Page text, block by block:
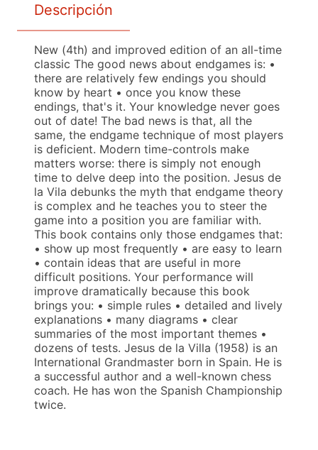
Descripción
New (4th) and improved edition of an all-time
classic The good news about endgames is: •
there are relatively few endings you should
know by heart • once you know these
endings, that's it. Your knowledge never goes
out of date! The bad news is that, all the
same, the endgame technique of most players
is deficient. Modern time-controls make
matters worse: there is simply not enough
time to delve deep into the position. Jesus de
la Vila debunks the myth that endgame theory
is complex and he teaches you to steer the
game into a position you are familiar with.
This book contains only those endgames that:
• show up most frequently • are easy to learn
• contain ideas that are useful in more
difficult positions. Your performance will
improve dramatically because this book
brings you: • simple rules • detailed and lively
explanations • many diagrams • clear
summaries of the most important themes •
dozens of tests. Jesus de la Villa (1958) is an
International Grandmaster born in Spain. He is
a successful author and a well-known chess
coach. He has won the Spanish Championship
twice.